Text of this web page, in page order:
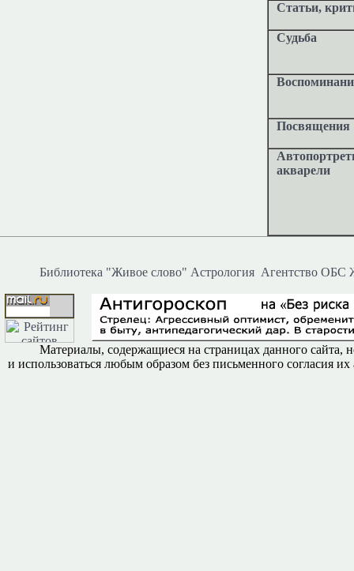
Статьи,
Судьба
Посвящения
акварели
Библиотека "Живое слово" Астрология Агентство ОБС
Материалы, содержащиеся на страницах данного сайта,
и использоваться любым образом без письменного согласия их